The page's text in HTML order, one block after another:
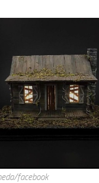
facebook